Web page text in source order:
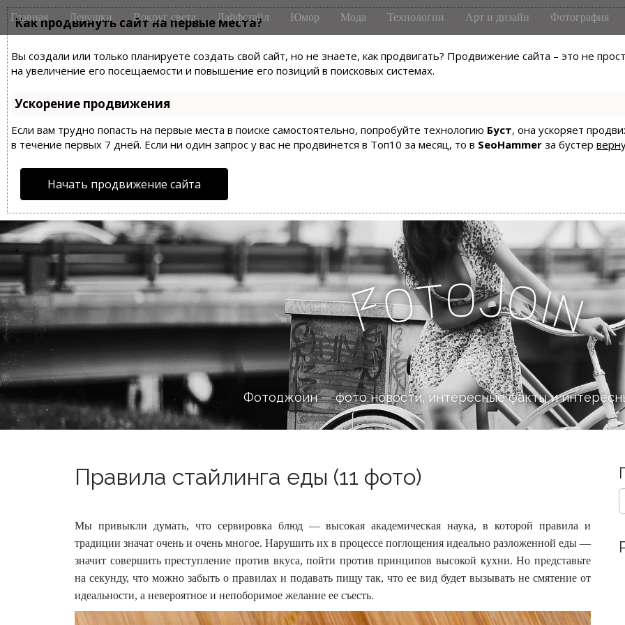
Как продвинуть сайт на первые места?
Вы создали или только планируете создать свой сайт, но не знаете, как продвигать? Продвижение сайта – это не
на увеличение его посещаемости и повышение его позиций в поисковых системах.
Ускорение продвижения
Если вам трудно попасть на первые места в поиске самостоятельно, попробуйте технологию Буст, она ускоряет
в течение первых 7 дней. Если ни один запрос у вас не продвинется в Топ10 за месяц, то в SeoHammer за бустер
Начать продвижение сайта
M
a
n
m
e
n
u
i
Главная Девушки Вокруг света Лайфстайл Юмор Мода Технологии Арт и дизайн Фотография
FotoJoi
n
Фотоджоин — фото новости, интересные факты и
Правила стайлинга еды (11 фото)
Мы привыкли думать, что сервировка блюд — высокая академическая наука, в которой правила и
традиции значат очень и очень многое. Нарушить их в процессе поглощения идеально разложенной еды —
значит совершить преступление против вкуса, пойти против принципов высокой кухни.Но представьте
на секунду, что можно забыть о правилах и подавать пищу так, что ее вид будет вызывать не смятение от
идеальности, а невероятное и непоборимое желание ее съесть.
S
e
c